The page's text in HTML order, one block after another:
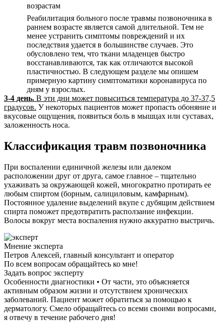
возрастам
Реабилитация больного после травмы позвоночника в
раннем возрасте является самой длительной. Тем не
менее устранить симптомы повреждений и их
последствия удается в большинстве случаев. Это
обусловлено тем, что ткани младенцев быстро
восстанавливаются, так как отличаются высокой
пластичностью. В следующем разделе мы опишем
примерную картину симптоматики коронавируса по
дням у взрослых.
3-4 день. В эти дни может повыситься температура до 37-37,5
градусов. У некоторых пациентов может пропасть обоняние и
вкусовые ощущения, появиться боль в мышцах или суставах,
заложенность носа.
Классификация травм позвоночника
При воспалении единичной железы или далеком
расположении друг от друга, самое главное – тщательно
ухаживать за окружающей кожей, многократно протирать ее
любым спиртом (борным, салициловым, камфарным).
Постоянное удаление выделений вкупе с дубящим действием
спирта поможет предотвратить расползание инфекции.
Волосы вокруг места воспаления нужно аккуратно выстричь.
Мнение эксперта
Петров Алексей, главный консультант и оператор
По всем вопросам обращайтесь ко мне!
Задать вопрос эксперту
Особенности диагностики • От части, это объясняется
активным образом жизни и отсутствием хронических
заболеваний. Пациент может обратиться за помощью к
дерматологу. Смело обращайтесь со всеми своими вопросами,
я отвечу в течение рабочего дня!